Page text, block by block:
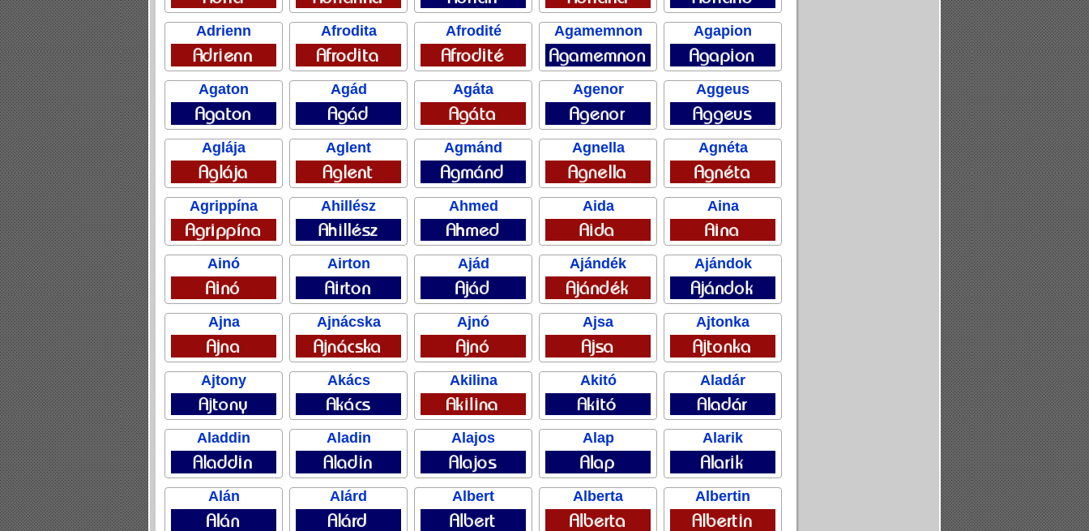
Adrienn Afrodita Afrodité Agamemnon Agapion
Agaton Agád Agáta Agenor Aggeus
Aglája Aglent Agmánd Agnella Agnéta
Agrippína Ahillész Ahmed Aida Aina
Ainó Airton Ajád Ajándék Ajándok
Ajna Ajnácska Ajnó Ajsa Ajtonka
Ajtony Akács Akilina Akitó Aladár
Aladdin Aladin Alajos Alap Alarik
Alán Alárd Albert Alberta Albertin